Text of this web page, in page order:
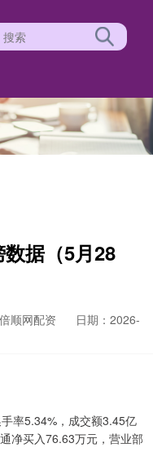
据（5月28
顺网配资
日期：2026-
率5.34%，成交额3.45亿
净买入76.63万元，营业部